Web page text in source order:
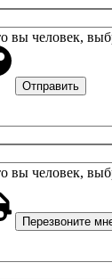
вы человек,
вы человек,